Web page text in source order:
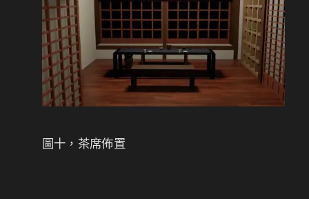
圖十，茶席佈置